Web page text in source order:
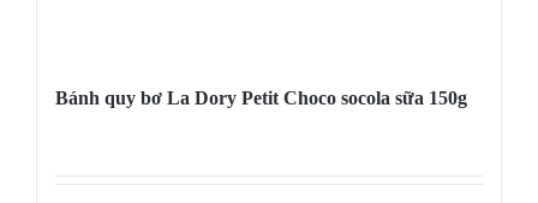
Bánh quy bơ La Dory Petit Choco socola sữa 150g